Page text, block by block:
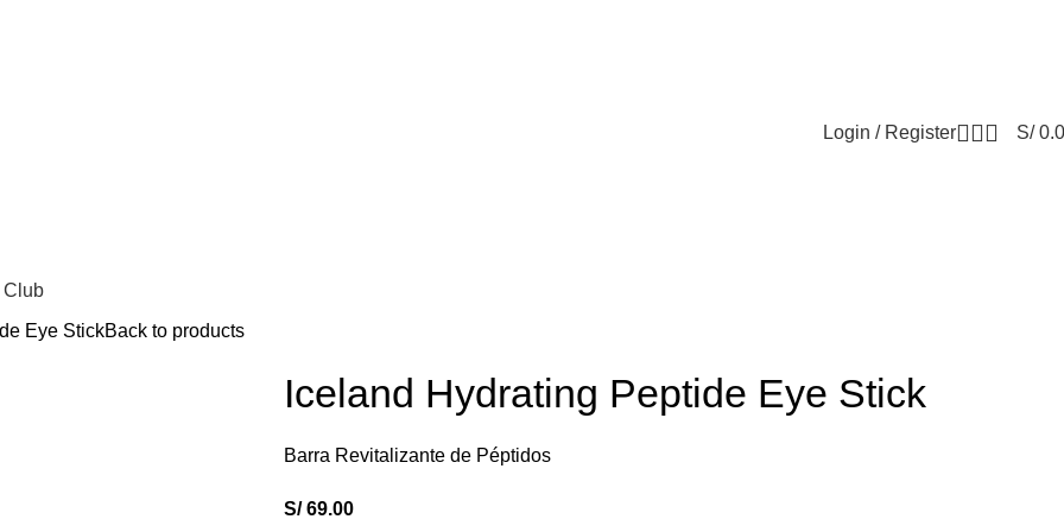
DE
Login / Register S/
Club
Eye StickBack to products
Iceland Hydrating Peptide Eye Stick
Barra Revitalizante de Péptidos
S/69.00